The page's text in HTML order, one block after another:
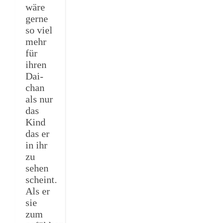
wäre
gerne
so viel
mehr
für
ihren
Dai-
chan
als nur
das
Kind
das er
in ihr
zu
sehen
scheint.
Als er
sie
zum